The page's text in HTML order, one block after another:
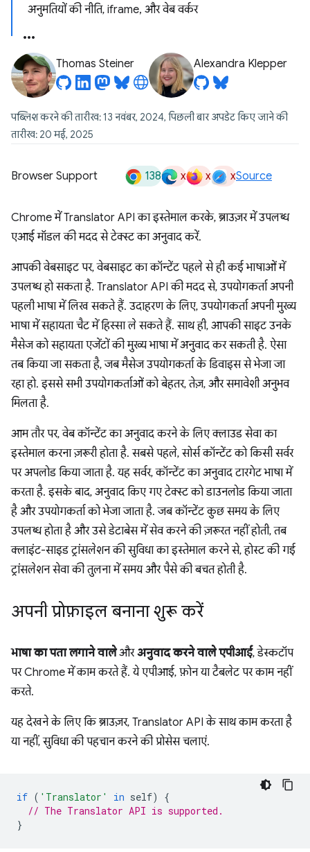
अनुमतियों की नीति, iframe, और वेब वर्कर
Thomas Steiner Alexandra Klepper
पब्लिश करने की तारीख: 13 नवंबर, 2024, पिछली बार अपडेट किए जाने की
तारीख: 20 मई, 2025
Browser Support 138 x x xSource
Chrome में Translator API का इस्तेमाल करके, ब्राउज़र में उपलब्ध
एआई मॉडल की मदद से टेक्स्ट का अनुवाद करें.
आपकी वेबसाइट पर, वेबसाइट का कॉन्टेंट पहले से ही कई भाषाओं में
उपलब्ध हो सकता है. Translator API की मदद से, उपयोगकर्ता अपनी
पहली भाषा में लिख सकते हैं. उदाहरण के लिए, उपयोगकर्ता अपनी मुख्य
भाषा में सहायता चैट में हिस्सा ले सकते हैं. साथ ही, आपकी साइट उनके
मैसेज को सहायता एजेंटों की मुख्य भाषा में अनुवाद कर सकती है. ऐसा
तब किया जा सकता है, जब मैसेज उपयोगकर्ता के डिवाइस से भेजा जा
रहा हो. इससे सभी उपयोगकर्ताओं को बेहतर, तेज़, और समावेशी अनुभव
मिलता है.
आम तौर पर, वेब कॉन्टेंट का अनुवाद करने के लिए क्लाउड सेवा का
इस्तेमाल करना ज़रूरी होता है. सबसे पहले, सोर्स कॉन्टेंट को किसी सर्वर
पर अपलोड किया जाता है. यह सर्वर, कॉन्टेंट का अनुवाद टारगेट भाषा में
करता है. इसके बाद, अनुवाद किए गए टेक्स्ट को डाउनलोड किया जाता
है और उपयोगकर्ता को भेजा जाता है. जब कॉन्टेंट कुछ समय के लिए
उपलब्ध होता है और उसे डेटाबेस में सेव करने की ज़रूरत नहीं होती, तब
क्लाइंट-साइड ट्रांसलेशन की सुविधा का इस्तेमाल करने से, होस्ट की गई
ट्रांसलेशन सेवा की तुलना में समय और पैसे की बचत होती है.
अपनी प्रोफ़ाइल बनाना शुरू करें
भाषा का पता लगाने वालेऔरअनुवाद करने वाले एपीआई, डेस्कटॉप
पर Chrome में काम करते हैं. ये एपीआई, फ़ोन या टैबलेट पर काम नहीं
करते.
यह देखने के लिए कि ब्राउज़र, Translator API के साथ काम करता है
या नहीं, सुविधा की पहचान करने की प्रोसेस चलाएं.
if ( 'Translator' in self)
{
// The Translator API is supported.
}